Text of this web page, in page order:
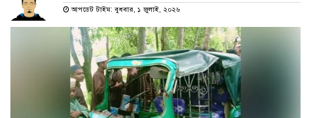
আপডেট টাইম: বুধবার, ১ জুলাই, ২০২৬